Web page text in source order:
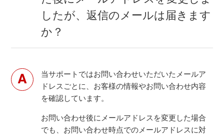
したが、返信のメールは届きます
か？
当サポートではお問い合わせいただいたメールア
ドレスごとに、お客様の情報やお問い合わせ内容
を確認しています。
お問い合わせ後にメールアドレスを変更した場合
でも、お問い合わせ時点でのメールアドレスに対